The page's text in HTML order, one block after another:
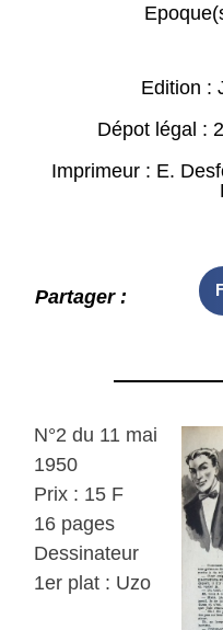
Edition :
Dépot légal :
Imprimeur : E.
Partager :
N°2 du 11 mai
1950
Prix : 15 F
16 pages
Dessinateur
1er plat : Uzo